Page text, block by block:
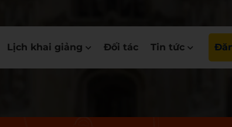
Lịch khai giảng Đối tác Tin tức